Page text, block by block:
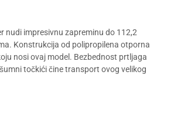
nudi impresivnu zapreminu do 112,2
Konstrukcija od polipropilena otporna
nosi ovaj model. Bezbednost prtljaga
točkići čine transport ovog velikog